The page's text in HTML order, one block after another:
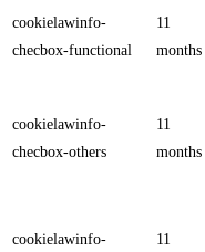
cookielawinfo-
checbox-functional
11
months
cookielawinfo-
checbox-others
11
months
cookielawinfo-
11